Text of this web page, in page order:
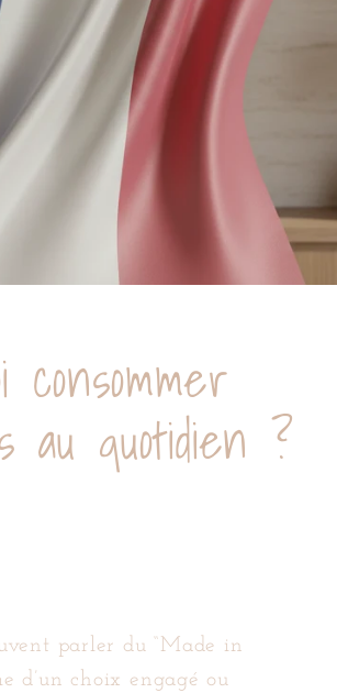
consommer
au quotidien ?
parler du “Made in
d’un choix engagé ou